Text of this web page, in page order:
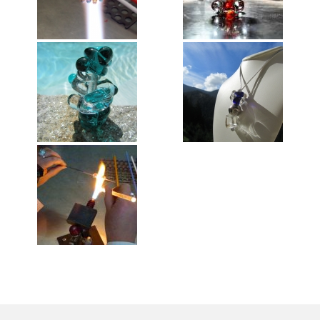
Annie Hostein Mortier
Quas’art ceramic
Danièle Raya-Moreno
Anne-Lise Roussy
Thanh Violet
Arts plastiques
Isabelle Tahon
Lise Van Baaren
Stéphanie van Poppel